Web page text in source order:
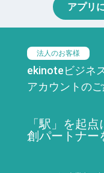
アプリ
法人のお客様
ekinoteビジネ
アカウントの
「駅」を起
創パートナー